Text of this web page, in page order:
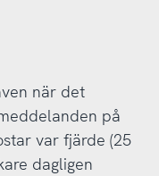
när det
på
var fjärde (25
dagligen